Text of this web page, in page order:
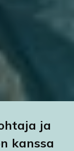
ja
kanssa